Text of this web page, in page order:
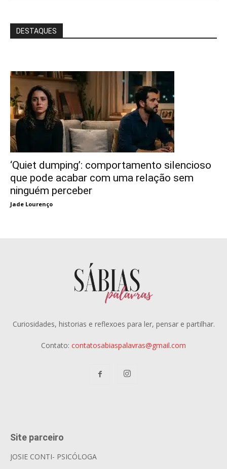
DESTAQUES
‘Quiet dumping’: comportamento silencioso
que pode acabar com uma relação sem
ninguém perceber
Jade Lourenço
Curiosidades, historias e reflexoes para ler, pensar e partilhar.
Contato: contatosabiaspalavras@gmail.com
Site parceiro
JOSIE CONTI- PSICÓLOGA